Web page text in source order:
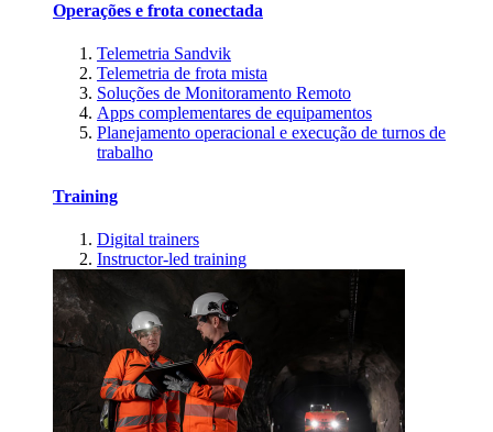
Operações e frota conectada
Telemetria Sandvik
Telemetria de frota mista
Soluções de Monitoramento Remoto
Apps complementares de equipamentos
Planejamento operacional e execução de turnos de
trabalho
Training
Digital trainers
Instructor-led training